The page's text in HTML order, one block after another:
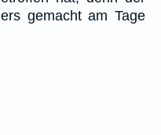
gemacht am Tage